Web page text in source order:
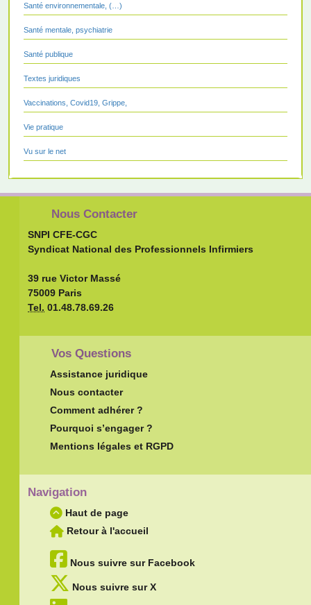
Santé environnementale, (…)
Santé mentale, psychiatrie
Santé publique
Textes juridiques
Vaccinations, Covid19, Grippe,
Vie pratique
Vu sur le net
Nous Contacter
SNPI CFE-CGC
Syndicat National des Professionnels Infirmiers
39 rue Victor Massé
75009 Paris
Tel. 01.48.78.69.26
Vos Questions
Assistance juridique
Nous contacter
Comment adhérer ?
Pourquoi s’engager ?
Mentions légales et RGPD
Navigation
Haut de page
Retour à l'accueil
Nous suivre sur Facebook
Nous suivre sur X